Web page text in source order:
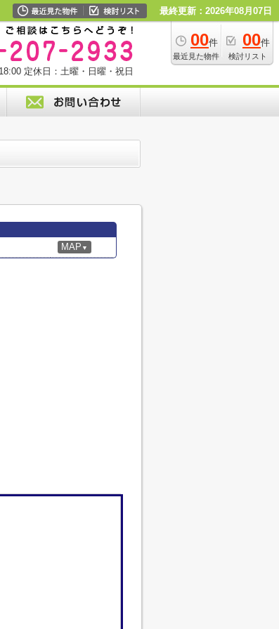
最終更新：2026年08月07日
00件
最近見た物件
00件
検討リスト
定休日：土曜・日曜・祝日
MAP ▼